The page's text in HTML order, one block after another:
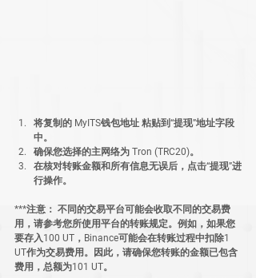
将复制的 MyITS钱包地址 粘贴到“提现”地址字段
中。
确保您选择的主网络为 Tron (TRC20)。
在核对转账金额和所有信息无误后，点击“提现”进
行操作。
***注意： 不同的交易平台可能会收取不同的交易费
用，请参考您所使用平台的转账规定。例如，如果您
要存入100 UT，Binance可能会在转账过程中扣除1
UT作为交易费用。因此，请确保您转账的金额已包含
费用，总额为101 UT。